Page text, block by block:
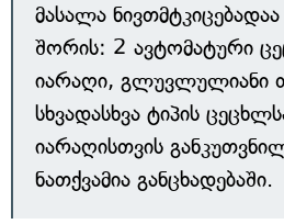
მასალა
შორის: 2 ავტომატური
იარაღი, გლუვლულიანი
სხვადასხვა ტიპის
იარაღისთვის
ნათქვამია განცხადებაში.